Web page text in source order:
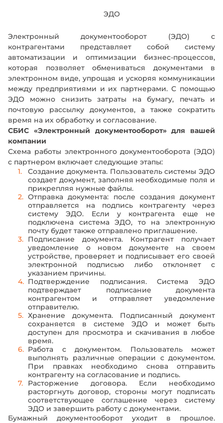
ЭДО
Электронный документооборот (ЭДО) с
контрагентами представляет собой систему
автоматизации и оптимизации бизнес-процессов,
которая позволяет обмениваться документами в
электронном виде, упрощая и ускоряя коммуникации
между предприятиями и их партнерами. С помощью
ЭДО можно снизить затраты на бумагу, печать и
почтовую рассылку документов, а также сократить
время на их обработку и согласование.
СБИС «Электронный документооборот» для вашей
компании
Схема работы электронного документооборота (ЭДО)
с партнером включает следующие этапы:
Создание документа. Пользователь системы ЭДО
создает документ, заполняя необходимые поля и
прикрепляя нужные файлы.
Отправка документа: после создания документ
отправляется на подпись контрагенту через
систему ЭДО. Если у контрагента еще не
подключена система ЭДО, то на электронную
почту будет также отправлено приглашение.
Подписание документа. Контрагент получает
уведомление о новом документе на своем
устройстве, проверяет и подписывает его своей
электронной подписью либо отклоняет с
указанием причины.
Подтверждение подписания. Система ЭДО
подтверждает подписание документа
контрагентом и отправляет уведомление
отправителю.
Хранение документа. Подписанный документ
сохраняется в системе ЭДО и может быть
доступен для просмотра и скачивания в любое
время.
Работа с документом. Пользователь может
выполнять различные операции с документом.
При правках необходимо снова отправить
контрагенту на согласование и подпись.
Расторжение договора. Если необходимо
расторгнуть договор, стороны могут подписать
соответствующее соглашение через систему
ЭДО и завершить работу с документами.
Бумажный документооборот уходит в прошлое.